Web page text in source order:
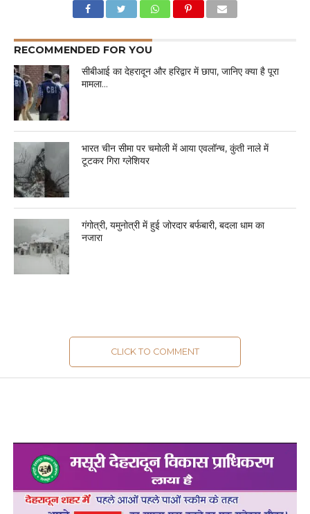
RECOMMENDED FOR YOU
सीबीआई का देहरादून और हरिद्वार में छापा, जानिए क्या है पूरा
मामला…
भारत चीन सीमा पर चमोली में आया एवलॉन्च, कुंती नाले में
टूटकर गिरा ग्लेशियर
गंगोत्री, यमुनोत्री में हुई जोरदार बर्फबारी, बदला धाम का
नजारा
CLICK TO COMMENT